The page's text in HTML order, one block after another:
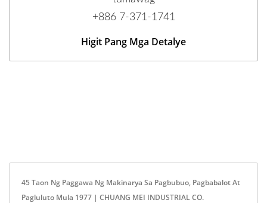
+886 7-371-1741
Higit Pang Mga Detalye
45 Taon Ng Paggawa Ng Makinarya Sa Pagbubuo, Pagbabalot At
Pagluluto Mula 1977 | CHUANG MEI INDUSTRIAL CO.